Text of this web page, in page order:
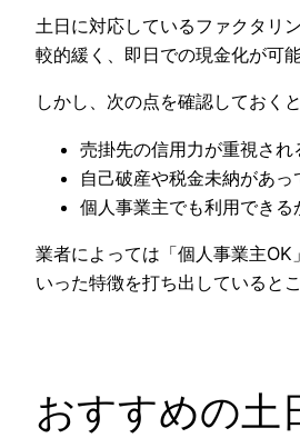
土日に対応しているファクタリ
較的緩く、即日での現金化が可
しかし、次の点を確認しておく
売掛先の信用力が重視され
自己破産や税金未納があっ
個人事業主でも利用できる
業者によっては「個人事業主OK
いった特徴を打ち出していると
おすすめの土